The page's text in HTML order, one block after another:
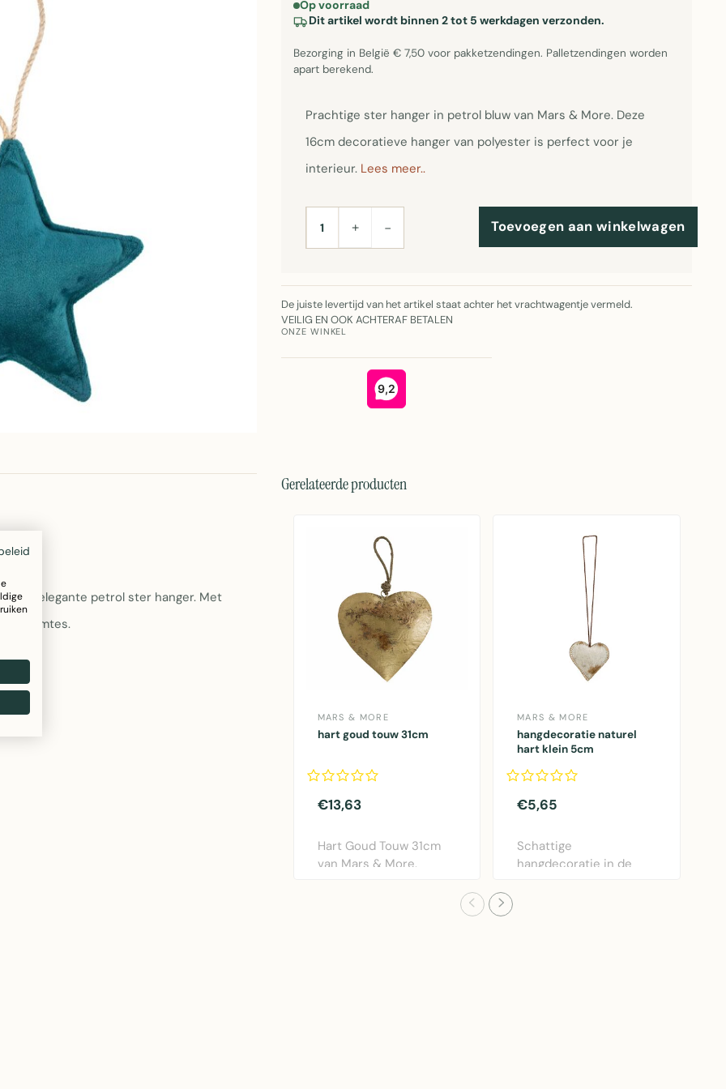
Op voorraad
Dit artikel wordt binnen 2 tot 5 werkdagen verzonden.
Bezorging in België € 7,50 voor pakketzendingen. Palletzendingen worden
apart berekend.
Prachtige ster hanger in petrol bluw van Mars & More. Deze
16cm decoratieve hanger van polyester is perfect voor je
interieur. Lees meer..
AANTAL+ − Toevoegen aan winkelwagen
De juiste levertijd van het artikel staat achter het vrachtwagentje vermeld.
VEILIG EN OOK ACHTERAF BETALEN
ONZE WINKEL
elegante petrol ster hanger. Met
ruimtes.
Gerelateerde producten
MARS & MORE
hart goud touw 31cm
€13,63
Hart Goud Touw 31cm
van Mars & More.
MARS & MORE
hangdecoratie naturel
hart klein 5cm
€5,65
Schattige
hangdecoratie in de